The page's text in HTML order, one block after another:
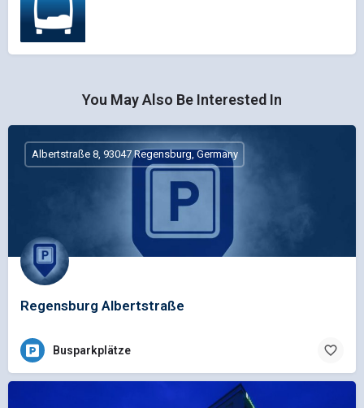
You May Also Be Interested In
Regensburg Albertstraße
Albertstraße 8, 93047 Regensburg, Germany
Busparkplätze